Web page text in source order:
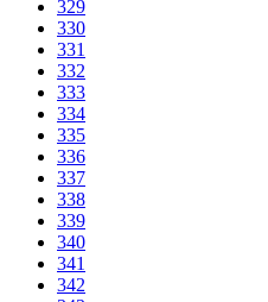
329
330
331
332
333
334
335
336
337
338
339
340
341
342